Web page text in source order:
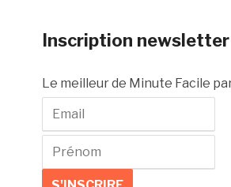
Inscription newsletter
Le meilleur de Minute Facile